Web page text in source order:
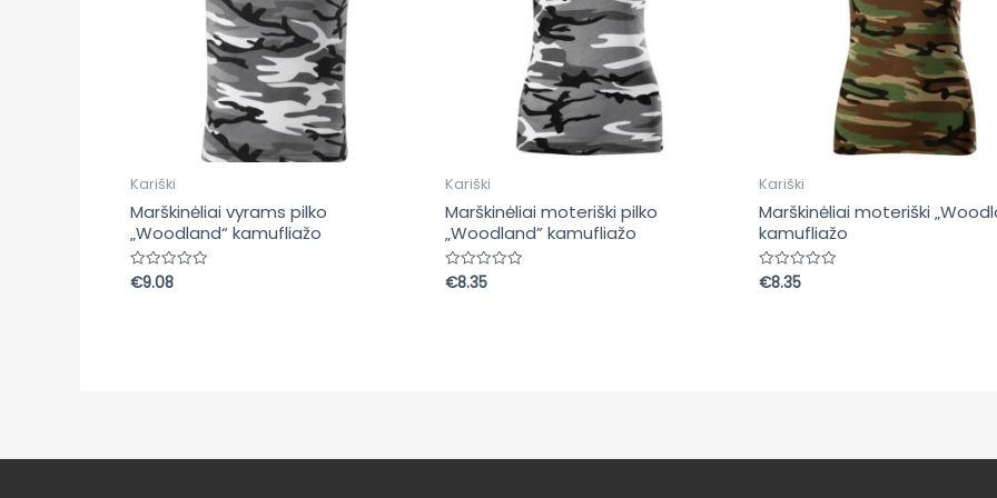
Kariški
Marškinėliai vyrams pilko
„Woodland“ kamufliažo
Įvertinimas:
0
€9.08
Kariški
Marškinėliai moteriški pilko
„Woodland” kamufliažo
Įvertinimas:
0
€8.35
Kariški
Marškinėliai moteriški
kamufliažo
Įvertinimas:
0
€8.35